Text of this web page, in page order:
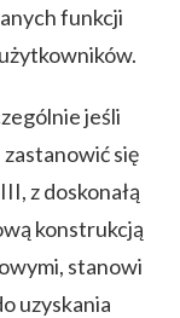
funkcji
jeśli
się
z doskonałą
konstrukcją
stanowi
uzyskania